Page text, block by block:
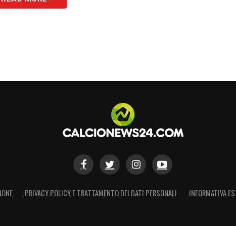
PRIVACY POLICY E TRATTAMENTO DEI DATI PERSONALI INFORMATIVA